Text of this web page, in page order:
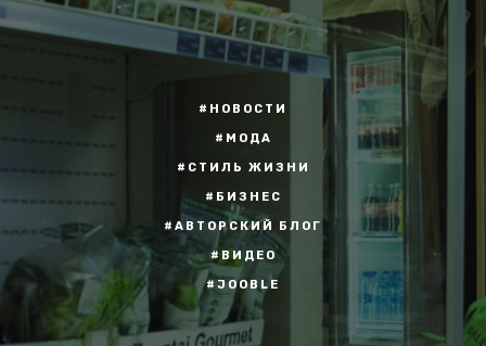
#НОВОСТИ
#МОДА
#СТИЛЬ ЖИЗНИ
#БИЗНЕС
#АВТОРСКИЙ БЛОГ
#ВИДЕО
#JOOBLE